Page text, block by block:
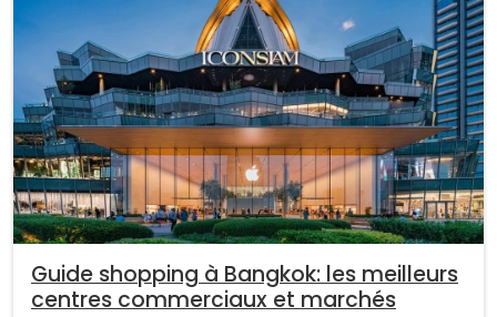
Guide shopping à Bangkok: les meilleurs
centres commerciaux et marchés